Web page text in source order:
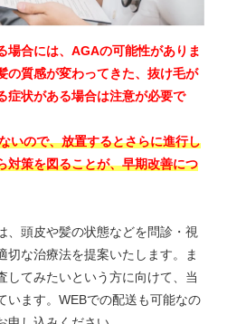
場合には、AGAの可能性がありま
の質感が変わってきた、抜け毛が
症状がある場合は注意が必要で
いので、放置するとさらに進行し
対策を図ることが、早期改善につ
、頭皮や髪の状態などを問診・視
切な治療法を提案いたします。ま
してみたいという方に向けて、当
います。WEBでの配送も可能なの